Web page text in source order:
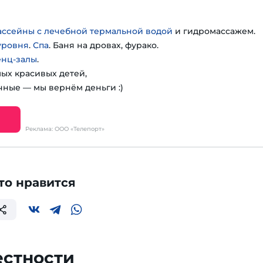
с лечебной термальной водой и гидромассажем.
. Спа. Баня на дровах, фурако.
залы.
красивых детей,
— мы вернём деньги :)
Реклама: ООО «Телепорт»
нравится